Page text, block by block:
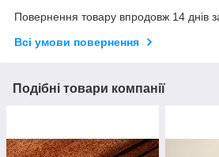
Повернення товару впродовж 14 днів
Всі умови повернення
Подібні товари компанії